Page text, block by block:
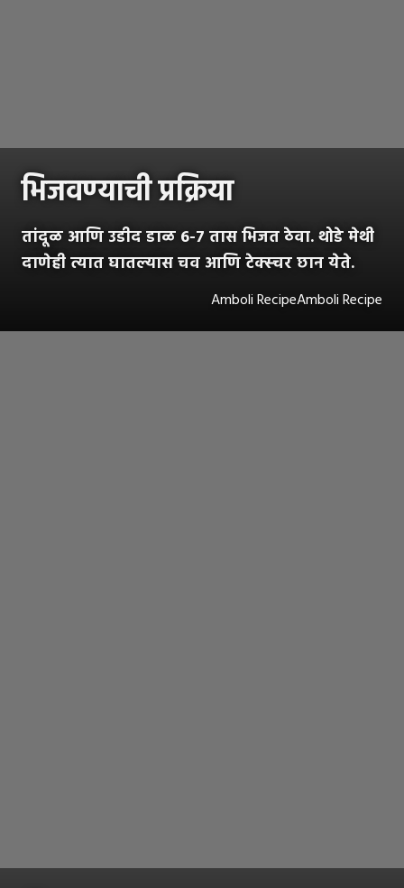
भिजवण्याची प्रक्रिया
तांदूळ आणि उडीद डाळ 6-7 तास भिजत ठेवा. थोडे मेथी
दाणेही त्यात घातल्यास चव आणि टेक्स्चर छान येते.
Amboli RecipeAmboli Recipe